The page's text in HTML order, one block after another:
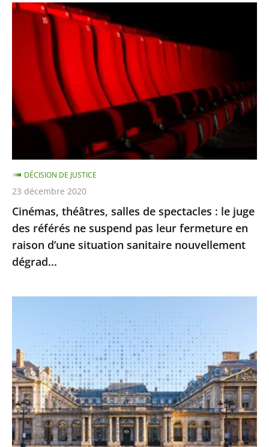
après
avant
Cinémas,
théâtres,
spectacles
:
le
juge
référés
ne
suspend
pas
leur
fermeture
en
d’une
nouvellement
dégrad...
Cinémas, théâtres, salles de spectacles : le juge
des référés ne suspend pas leur fermeture en
raison d’une situation sanitaire nouvellement
dégrad...
DÉCISION DE JUSTICE
23 décembre 2020
poursuit
sa
transformation
numérique
pour
une